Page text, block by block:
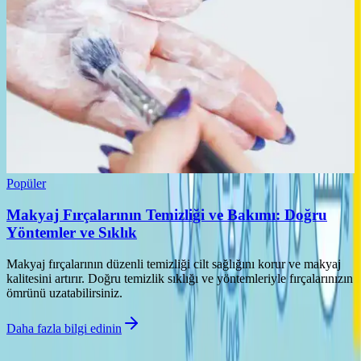
Popüler
Makyaj Fırçalarının Temizliği ve Bakımı: Doğru
Yöntemler ve Sıklık
Makyaj fırçalarının düzenli temizliği cilt sağlığını korur ve makyaj
kalitesini artırır. Doğru temizlik sıklığı ve yöntemleriyle fırçalarınızın
ömrünü uzatabilirsiniz.
Daha fazla bilgi edinin